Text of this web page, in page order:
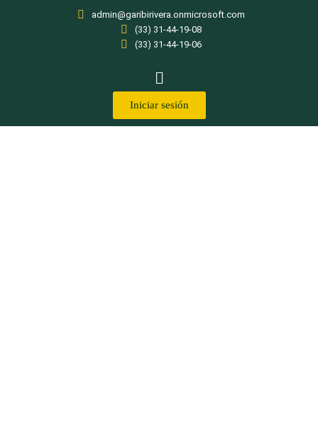
admin@garibirivera.onmicrosoft.com
(33) 31-44-19-08
(33) 31-44-19-06
Iniciar sesión